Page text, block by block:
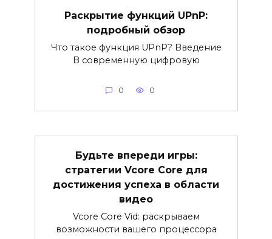
Раскрытие функций UPnP:
подробный обзор
Что такое функция UPnP? Введение
В современную цифровую
0 0
Будьте впереди игры:
стратегии Vcore Core для
достижения успеха в области
видео
Vcore Core Vid: раскрываем
возможности вашего процессора